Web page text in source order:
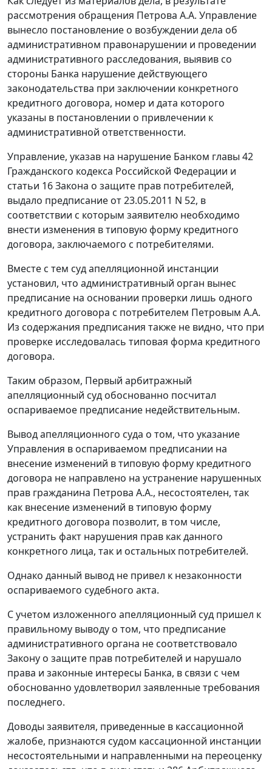
рассмотрения обращения Петрова А.А. Управление
вынесло постановление о возбуждении дела об
административном правонарушении и проведении
административного расследования, выявив со
стороны Банка нарушение действующего
законодательства при заключении конкретного
кредитного договора, номер и дата которого
указаны в постановлении о привлечении к
административной ответственности.
Управление, указав на нарушение Банком главы 42
Гражданского кодекса Российской Федерации и
статьи 16 Закона о защите прав потребителей,
выдало предписание от 23.05.2011 N 52, в
соответствии с которым заявителю необходимо
внести изменения в типовую форму кредитного
договора, заключаемого с потребителями.
Вместе с тем суд апелляционной инстанции
установил, что административный орган вынес
предписание на основании проверки лишь одного
кредитного договора с потребителем Петровым А.А.
Из содержания предписания также не видно, что при
проверке исследовалась типовая форма кредитного
договора.
Таким образом, Первый арбитражный
апелляционный суд обоснованно посчитал
оспариваемое предписание недействительным.
Вывод апелляционного суда о том, что указание
Управления в оспариваемом предписании на
внесение изменений в типовую форму кредитного
договора не направлено на устранение нарушенных
прав гражданина Петрова А.А., несостоятелен, так
как внесение изменений в типовую форму
кредитного договора позволит, в том числе,
устранить факт нарушения прав как данного
конкретного лица, так и остальных потребителей.
Однако данный вывод не привел к незаконности
оспариваемого судебного акта.
С учетом изложенного апелляционный суд пришел к
правильному выводу о том, что предписание
административного органа не соответствовало
Закону о защите прав потребителей и нарушало
права и законные интересы Банка, в связи с чем
обоснованно удовлетворил заявленные требования
последнего.
Доводы заявителя, приведенные в кассационной
жалобе, признаются судом кассационной инстанции
несостоятельными и направленными на переоценку